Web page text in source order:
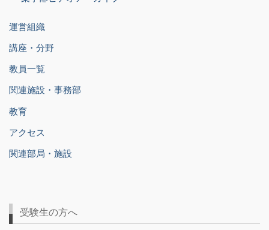
運営組織
講座・分野
教員一覧
関連施設・事務部
教育
アクセス
関連部局・施設
受験生の方へ